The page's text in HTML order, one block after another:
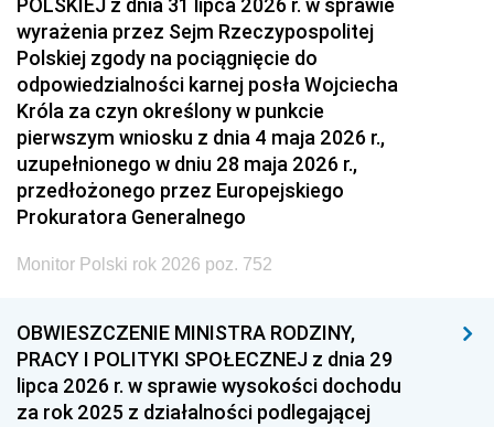
wyrażenia przez Sejm Rzeczypospolitej
Polskiej zgody na pociągnięcie do
odpowiedzialności karnej posła Wojciecha
Króla za czyn określony w punkcie
pierwszym wniosku z dnia 4 maja 2026 r.,
uzupełnionego w dniu 28 maja 2026 r.,
przedłożonego przez Europejskiego
Prokuratora Generalnego
Monitor Polski rok 2026 poz. 752
OBWIESZCZENIE MINISTRA RODZINY,
PRACY I POLITYKI SPOŁECZNEJ z dnia 29
lipca 2026 r. w sprawie wysokości dochodu
za rok 2025 z działalności podlegającej